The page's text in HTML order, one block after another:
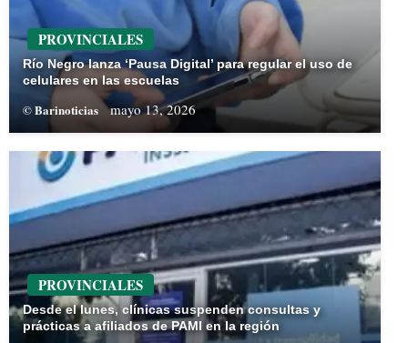
PROVINCIALES
Río Negro lanza ‘Pausa Digital’ para regular el uso de
celulares en las escuelas
© Barinoticias mayo 13, 2026
PROVINCIALES
Desde el lunes, clínicas suspenden consultas y
prácticas a afiliados de PAMI en la región